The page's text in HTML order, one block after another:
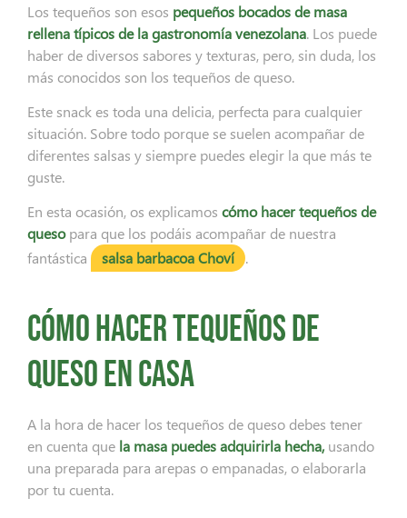
Los tequeños son esos pequeños bocados de masa
rellena típicos de la gastronomía venezolana. Los puede
haber de diversos sabores y texturas, pero, sin duda, los
más conocidos son los tequeños de queso.
Este snack es toda una delicia, perfecta para cualquier
situación. Sobre todo porque se suelen acompañar de
diferentes salsas y siempre puedes elegir la que más te
guste.
En esta ocasión, os explicamos cómo hacer tequeños de
quesopara que los podáis acompañar de nuestra
fantástica
salsa barbacoa Choví .
Cómo hacer tequeños de
queso en casa
A la hora de hacer los tequeños de queso debes tener
en cuenta que la masa puedes adquirirla hecha, usando
una preparada para arepas o empanadas, o elaborarla
por tu cuenta.